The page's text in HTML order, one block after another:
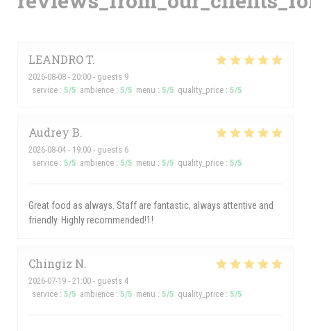
LEANDROT
2026-08-08 - 20:00 - guests 9
service : 5/5 ambience : 5/5 menu : 5/5 quality_price : 5/5
Audrey B
2026-08-04 - 19:00 - guests 6
service : 5/5 ambience : 5/5 menu : 5/5 quality_price : 5/5
Great food as always. Staff are fantastic, always attentive and
friendly. Highly recommended!1!
Chingiz N
2026-07-19 - 21:00 - guests 4
service : 5/5 ambience : 5/5 menu : 5/5 quality_price : 5/5